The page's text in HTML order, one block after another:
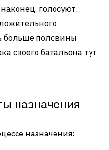
голосуют.
больше половины
своего батальона тут
назначения
назначения: